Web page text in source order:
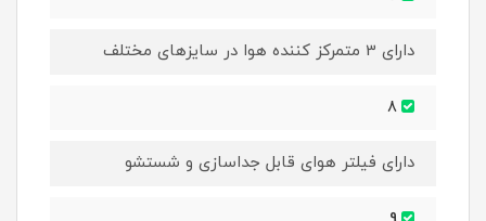
دارای 3 متمرکز کننده هوا در سایزهای مختلف
دارای فیلتر هوای قابل جداسازی و شستشو